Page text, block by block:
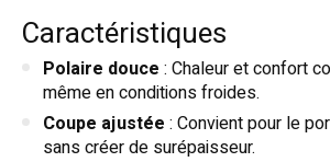
Caractéristiques
Polaire douce : Chaleur et confort
même en conditions froides.
Coupe ajustée : Convient pour le
sans créer de surépaisseur.